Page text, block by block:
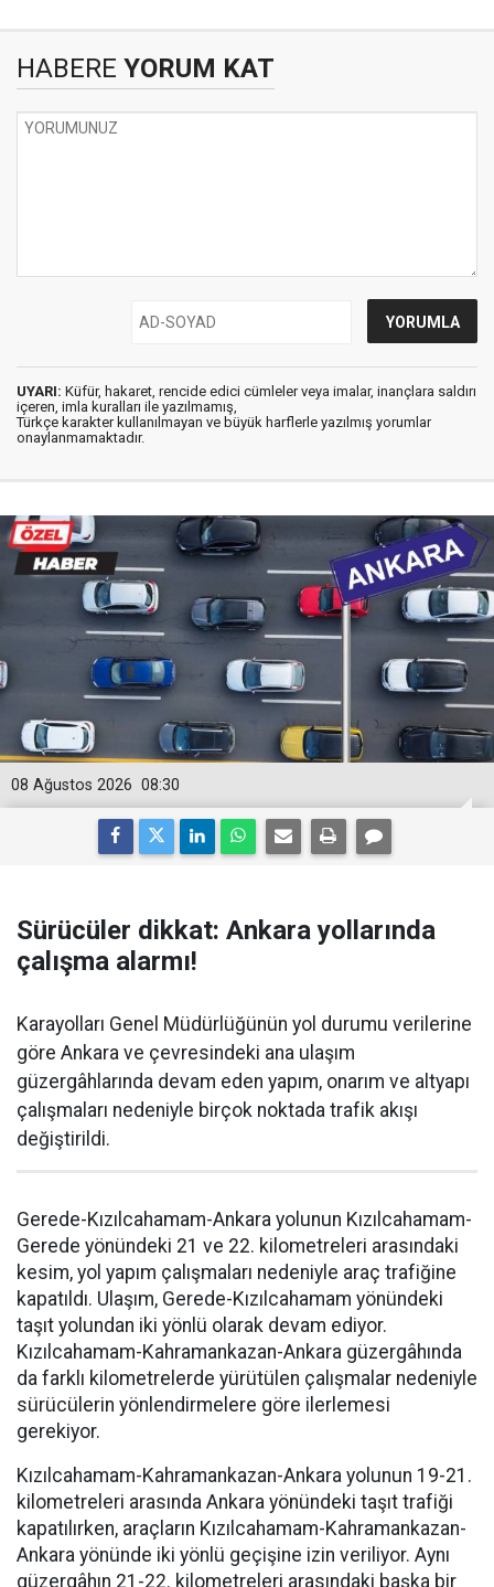
HABERE YORUM KAT
UYARI: Küfür, hakaret, rencide edici cümleler veya imalar, inançlara saldırı
içeren, imla kuralları ile yazılmamış,
Türkçe karakter kullanılmayan ve büyük harflerle yazılmış yorumlar
onaylanmamaktadır.
08:30
08 Ağustos 2026
Sürücüler dikkat: Ankara yollarında
çalışma alarmı!
Karayolları Genel Müdürlüğünün yol durumu verilerine
göre Ankara ve çevresindeki ana ulaşım
güzergâhlarında devam eden yapım, onarım ve altyapı
çalışmaları nedeniyle birçok noktada trafik akışı
değiştirildi.
Gerede-Kızılcahamam-Ankara yolunun Kızılcahamam-
Gerede yönündeki 21 ve 22. kilometreleri arasındaki
kesim, yol yapım çalışmaları nedeniyle araç trafiğine
kapatıldı. Ulaşım, Gerede-Kızılcahamam yönündeki
taşıt yolundan iki yönlü olarak devam ediyor.
Kızılcahamam-Kahramankazan-Ankara güzergâhında
da farklı kilometrelerde yürütülen çalışmalar nedeniyle
sürücülerin yönlendirmelere göre ilerlemesi
gerekiyor.
Kızılcahamam-Kahramankazan-Ankara yolunun 19-21.
kilometreleri arasında Ankara yönündeki taşıt trafiği
kapatılırken, araçların Kızılcahamam-Kahramankazan-
Ankara yönünde iki yönlü geçişine izin veriliyor. Aynı
güzergâhın 21-22. kilometreleri arasındaki başka bir